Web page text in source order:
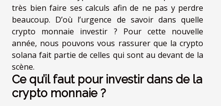
très bien faire ses calculs afin de ne pas y perdre
beaucoup. D’où l’urgence de savoir dans quelle
crypto monnaie investir ? Pour cette nouvelle
année, nous pouvons vous rassurer que la crypto
solana fait partie de celles qui sont au devant de la
scène.
Ce qu’il faut pour investir dans de la
crypto monnaie ?